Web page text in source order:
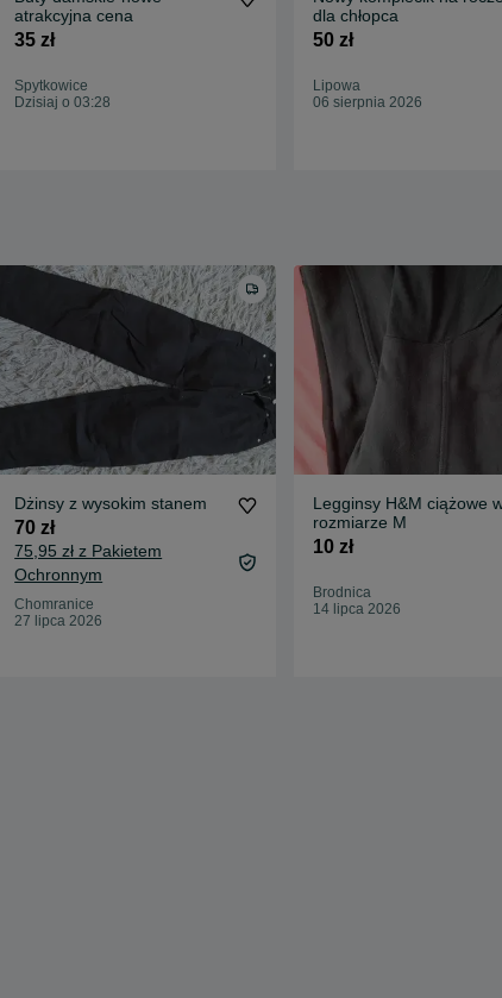
atrakcyjna cena
35 zł
Spytkowice
Dzisiaj o 03:28
dla chłopca
50 zł
Lipowa
06 sierpnia 2026
Dżinsy z wysokim stanem
70 zł
75,95 zł z Pakietem
Ochronnym
Chomranice
27 lipca 2026
Legginsy H&M ciążowe
rozmiarze M
10 zł
Brodnica
14 lipca 2026